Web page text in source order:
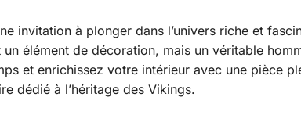
invitation à plonger dans l’univers riche et
élément de décoration, mais un véritable
et enrichissez votre intérieur avec une pièce
dédié à l’héritage des Vikings.